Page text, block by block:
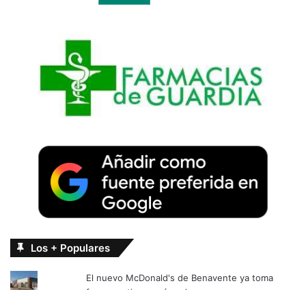
Los + Populares
El nuevo McDonald's de Benavente ya toma